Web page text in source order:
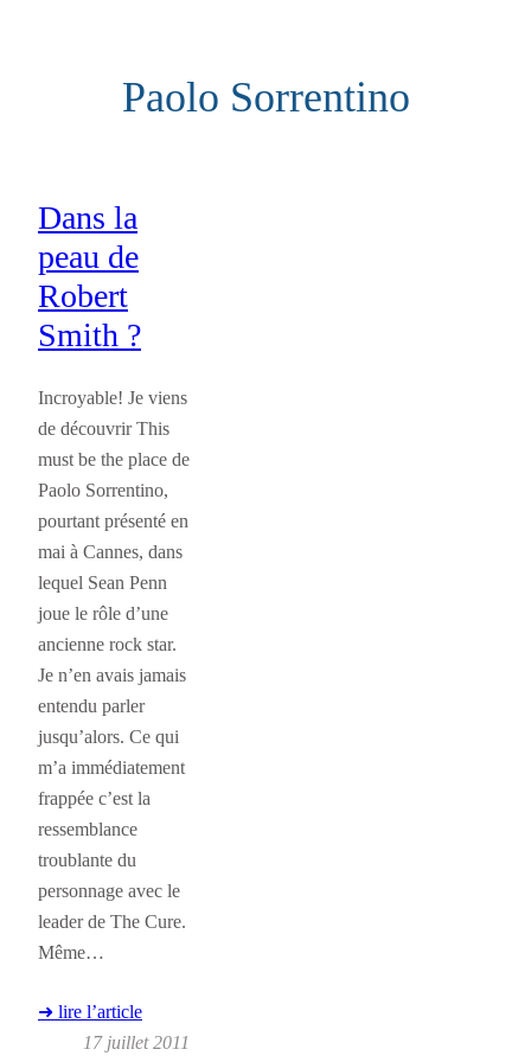
Paolo Sorrentino
Dans la
peau de
Robert
Smith ?
Incroyable! Je viens
de découvrir This
must be the place de
Paolo Sorrentino,
pourtant présenté en
mai à Cannes, dans
lequel Sean Penn
joue le rôle d’une
ancienne rock star.
Je n’en avais jamais
entendu parler
jusqu’alors. Ce qui
m’a immédiatement
frappée c’est la
ressemblance
troublante du
personnage avec le
leader de The Cure.
Même…
➜ lire l’article
17 juillet 2011